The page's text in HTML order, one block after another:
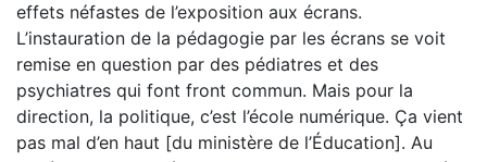
effets néfastes de l’exposition aux écrans.
L’instauration de la pédagogie par les écrans se voit
remise en question par des pédiatres et des
psychiatres qui font front commun. Mais pour la
direction, la politique, c’est l’école numérique. Ça vient
pas mal d’en haut [du ministère de l’Éducation]. Au